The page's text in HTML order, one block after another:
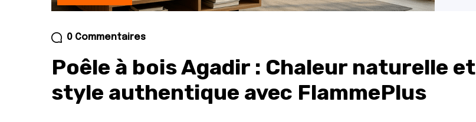
0 Commentaires
Poêle à bois Agadir : Chaleur naturelle et
style authentique avec FlammePlus